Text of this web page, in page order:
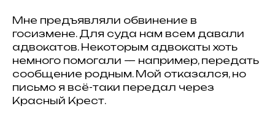
Мне предъявляли обвинение в
госизмене. Для суда нам всем давали
адвокатов. Некоторым адвокаты хоть
немного помогали — например, передать
сообщение родным. Мой отказался, но
письмо я всё-таки передал через
Красный Крест.